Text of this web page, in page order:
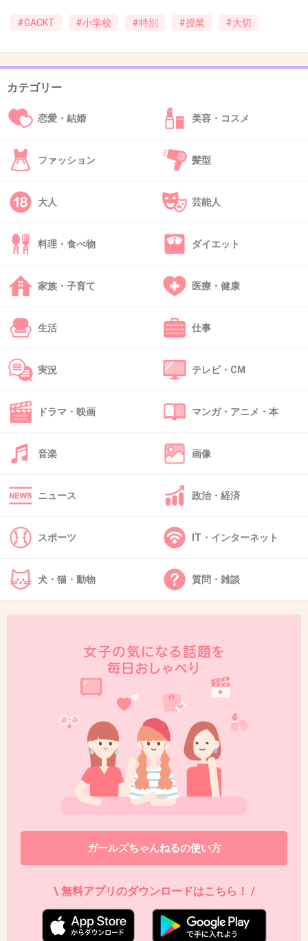
38. 匿名2013/03/21(木) 12:51:04
ガクトは最近学校関連のニュースが続くね
39. 匿名
そんなに何回も学校へサプライズ訪問しなきゃいけないぐ
らいお金ないの？
+1
40. 匿名
ごもっともなことを教えてるんだろうけど、落目で迷走し
てる人がいってもなぁ…
だろうに
41. 匿名
大切なのはどうやって募金を集めて、うまく私用に使う
+2
「こうなるんだと決めること」で、整形サイボーグになっ
ガクト、いろんな学校に行っているよね。
2013/03/21(木) 20:46:30
だから整形を繰り返してるんですね
とても説得力があります
#GACKT #小学校 #特別 #授業 #大切
カテゴリー
恋愛・結婚 美容・コスメ
ファッション 髪型
大人 芸能人
料理・食べ物 ダイエット
家族・子育て 医療・健康
生活 仕事
実況 テレビ・CM
ドラマ・映画 マンガ・アニメ・本
音楽 画像
ニュース 政治・経済
スポーツ IT・インターネット
犬・猫・動物 質問・雑談
ガールズちゃんねるの使い方
\ 無料アプリのダウンロードはこちら！ /